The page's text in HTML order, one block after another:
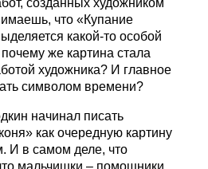
созданных художником
что «Купание
какой-то особой
же картина стала
художника? И главное
символом времени?
начинал писать
как очередную картину
И в самом деле, что